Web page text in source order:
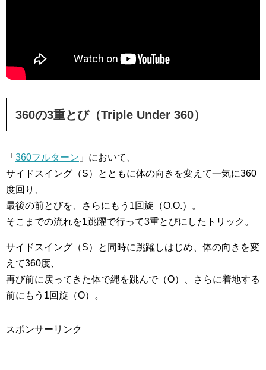
360の3重とび（Triple Under 360）
「 360フルターン 」において、
サイドスイング（S）とともに体の向きを変えて一気に360
度回り、
最後の前とびを、さらにもう1回旋（O.O.）。
そこまでの流れを1跳躍で行って3重とびにしたトリック。
サイドスイング（S）と同時に跳躍しはじめ、体の向きを変
えて360度、
再び前に戻ってきた体で縄を跳んで（O）、さらに着地する
前にもう1回旋（O）。
スポンサーリンク